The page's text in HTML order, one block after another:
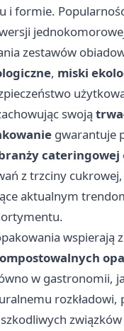
i formie.
zestawów
, miski
swoją
gwarantuje
cateringowej
z trzciny
aktualnym
wspierają
w gastronomii,
rozkładowi,